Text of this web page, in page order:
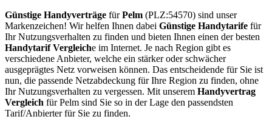
Günstige Handyverträge fürPelm (PLZ:54570) sind unser
Markenzeichen! Wir helfen Ihnen dabei Günstige Handytarife für
Ihr Nutzungsverhalten zu finden und bieten Ihnen einen der besten
Handytarif Vergleiche im Internet. Je nach Region gibt es
verschiedene Anbieter, welche ein stärker oder schwächer
ausgeprägtes Netz vorweisen können. Das entscheidende für Sie ist
nun, die passende Netzabdeckung für Ihre Region zu finden, ohne
Ihr Nutzungsverhalten zu vergessen. Mit unserem Handyvertrag
Vergleich für Pelm sind Sie so in der Lage den passendsten
Tarif/Anbierter für Sie zu finden.